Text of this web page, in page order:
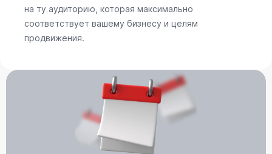
на ту аудиторию, которая максимально
соответствует вашему бизнесу и целям
продвижения.